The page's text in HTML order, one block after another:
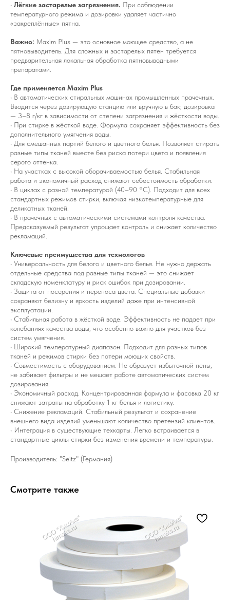
• Лёгкие застарелые загрязнения. При соблюдении
температурного режима и дозировки удаляет частично
«закреплённые» пятна.
Важно: Maxim Plus — это основное моющее средство, а не
пятновыводитель. Для сложных и застарелых пятен требуется
предварительная локальная обработка пятновыводными
препаратами.
Где применяется Maxim Plus
• В автоматических стиральных машинах промышленных прачечных.
Вводится через дозирующую станцию или вручную в бак; дозировка
— 3–8 г/кг в зависимости от степени загрязнения и жёсткости воды.
• При стирке в жёсткой воде. Формула сохраняет эффективность без
дополнительного умягчения воды.
• Для смешанных партий белого и цветного белья. Позволяет стирать
разные типы тканей вместе без риска потери цвета и появления
серого оттенка.
• На участках с высокой оборачиваемостью белья. Стабильная
работа и экономичный расход снижают себестоимость обработки.
• В циклах с разной температурой (40–90 °C). Подходит для всех
стандартных режимов стирки, включая низкотемпературные для
деликатных тканей.
• В прачечных с автоматическими системами контроля качества.
Предсказуемый результат упрощает контроль и снижает количество
рекламаций.
Ключевые преимущества для технологов
• Универсальность для белого и цветного белья. Не нужно держать
отдельные средства под разные типы тканей — это снижает
складскую номенклатуру и риск ошибок при дозировании.
• Защита от посерения и переноса цвета. Специальные добавки
сохраняют белизну и яркость изделий даже при интенсивной
эксплуатации.
• Стабильная работа в жёсткой воде. Эффективность не падает при
колебаниях качества воды, что особенно важно для участков без
систем умягчения.
• Широкий температурный диапазон. Подходит для разных типов
тканей и режимов стирки без потери моющих свойств.
• Совместимость с оборудованием. Не образует избыточной пены,
не забивает фильтры и не мешает работе автоматических систем
дозирования.
• Экономичный расход. Концентрированная формула и фасовка 20 кг
снижают затраты на обработку 1 кг белья и логистику.
• Снижение рекламаций. Стабильный результат и сохранение
внешнего вида изделий уменьшают количество претензий клиентов.
• Интеграция в существующие техкарты. Легко встраивается в
стандартные циклы стирки без изменения времени и температуры.
Производитель: "Seitz" (Германия)
Смотрите также